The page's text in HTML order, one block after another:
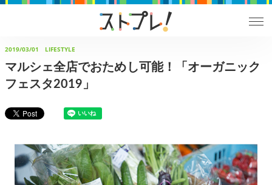
2019/03/01 LIFESTYLE
マルシェ全店でおためし可能！「オーガニック
フェスタ2019」